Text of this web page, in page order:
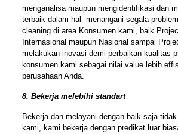
menganalisa maupun mengidentifikasi dan
terbaik dalam hal menangani segala
cleaning di area Konsumen kami, baik
Internasional maupun Nasional sampai
melakukan inovasi demi perbaikan kualitas
konsumen kami sebagai nilai value lebih
perusahaan Anda.
8. Bekerja melebihi standart
Bekerja dan melayani dengan baik saja
kami, kami bekerja dengan predikat luar